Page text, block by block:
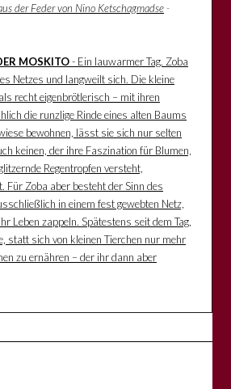
der Feder von Nino Ketschagmadse-
MOSKITO- Ein lauwarmer Tag. Zoba
Netzes und langweilt sich. Die kleine
recht eigenbrötlerisch – mit ihren
die runzlige Rinde eines alten Baums
bewohnen, lässt sie sich nur selten
keinen, der ihre Faszination für Blumen,
Regentropfen versteht,
Für Zoba aber besteht der Sinn des
in einem fest gewebten Netz,
Leben zappeln. Spätestens seit dem Tag,
statt sich von kleinen Tierchen nur mehr
zu ernähren – der ihr dann aber